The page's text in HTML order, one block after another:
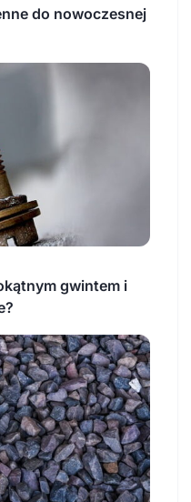
do nowoczesnej
gwintem i